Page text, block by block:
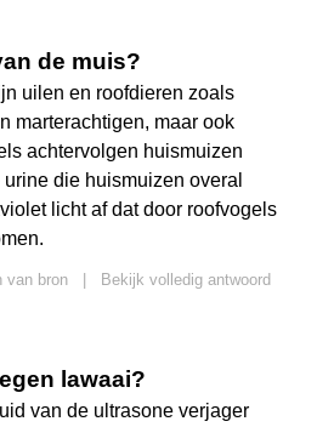
de muis?
uilen en roofdieren zoals
marterachtigen, maar ook
achtervolgen huismuizen
die huismuizen overal
licht af dat door roofvogels
van bron
Bekijk volledig antwoord
lawaai?
van de ultrasone verjager